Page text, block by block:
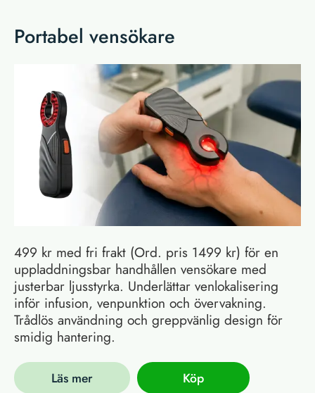
Portabel vensökare
499 kr med fri frakt (Ord. pris 1499 kr) för en
uppladdningsbar handhållen vensökare med
justerbar ljusstyrka. Underlättar venlokalisering
inför infusion, venpunktion och övervakning.
Trådlös användning och greppvänlig design för
smidig hantering.
Läs mer Köp